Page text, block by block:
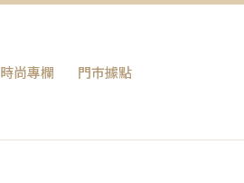
時尚專欄 門巿據點